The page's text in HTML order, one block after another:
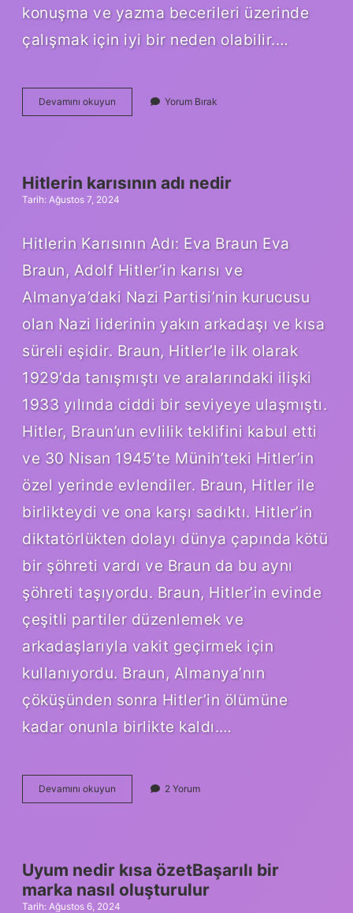
konuşma ve yazma becerileri üzerinde
çalışmak için iyi bir neden olabilir.…
Devamını okuyun Aksayarak
ne
Yorum Bırak
Hitlerin karısının adı nedir
Tarih: Ağustos 7, 2024
Hitlerin Karısının Adı: Eva Braun Eva
Braun, Adolf Hitler’in karısı ve
Almanya’daki Nazi Partisi’nin kurucusu
olan Nazi liderinin yakın arkadaşı ve kısa
süreli eşidir. Braun, Hitler’le ilk olarak
1929’da tanışmıştı ve aralarındaki ilişki
1933 yılında ciddi bir seviyeye ulaşmıştı.
Hitler, Braun’un evlilik teklifini kabul etti
ve 30 Nisan 1945’te Münih’teki Hitler’in
özel yerinde evlendiler. Braun, Hitler ile
birlikteydi ve ona karşı sadıktı. Hitler’in
diktatörlükten dolayı dünya çapında kötü
bir şöhreti vardı ve Braun da bu aynı
şöhreti taşıyordu. Braun, Hitler’in evinde
çeşitli partiler düzenlemek ve
arkadaşlarıyla vakit geçirmek için
kullanıyordu. Braun, Almanya’nın
çöküşünden sonra Hitler’in ölümüne
kadar onunla birlikte kaldı.…
Devamını okuyun
karısının
2 Yorum
Uyum nedir kısa özetBaşarılı bir
marka nasıl oluşturulur
Tarih: Ağustos 6, 2024